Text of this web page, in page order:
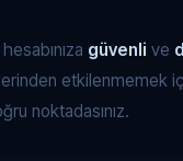
güvenli ve
etkilenmemek
noktadasınız.